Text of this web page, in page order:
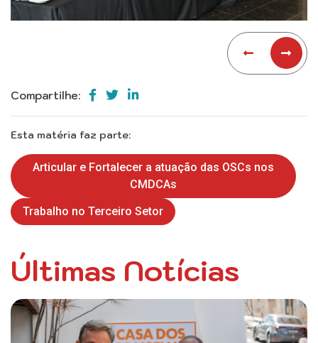
Compartilhe:
Esta matéria faz parte:
Articular e Fortalecer a atuação das OSCs nos
CMDCAs
Trabalho no Terceiro Setor
Últimas Notícias